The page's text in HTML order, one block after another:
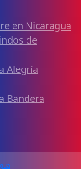
en Nicaragua
de
Alegría
Bandera